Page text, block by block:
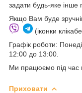
задати будь-яке інше
Якщо Вам буде
(іконки
Графік роботи:
12:00 до 13:00.
Ми працюємо під час
Приховати